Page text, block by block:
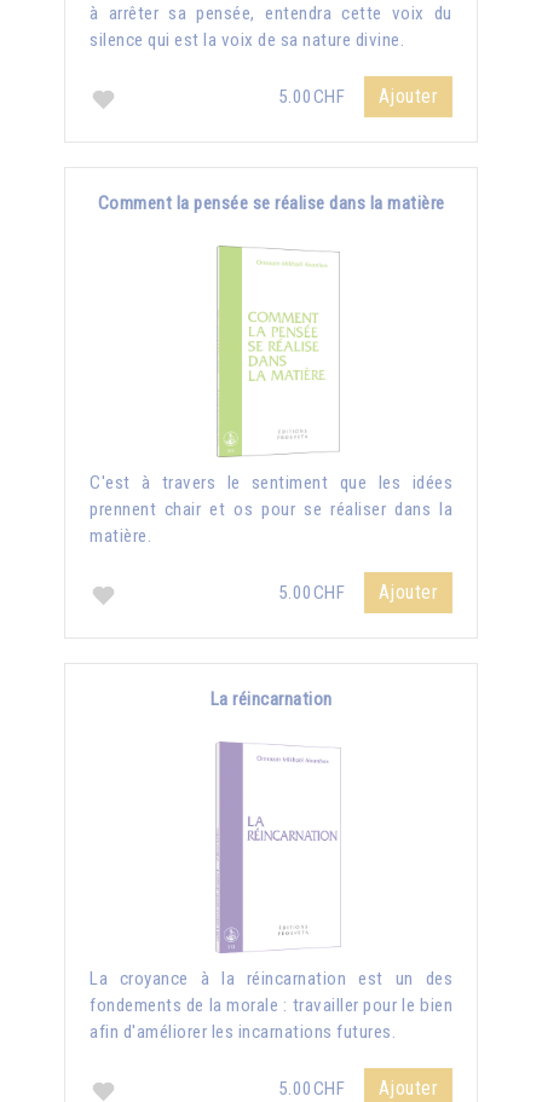
à arrêter sa pensée, entendra cette voix du
silence qui est la voix de sa nature divine.
5.00CHF Ajouter
Comment la pensée se réalise dans la matière
C'est à travers le sentiment que les idées
prennent chair et os pour se réaliser dans la
matière.
5.00CHF Ajouter
La réincarnation
La croyance à la réincarnation est un des
fondements de la morale : travailler pour le bien
afin d'améliorer les incarnations futures.
5.00CHF Ajouter